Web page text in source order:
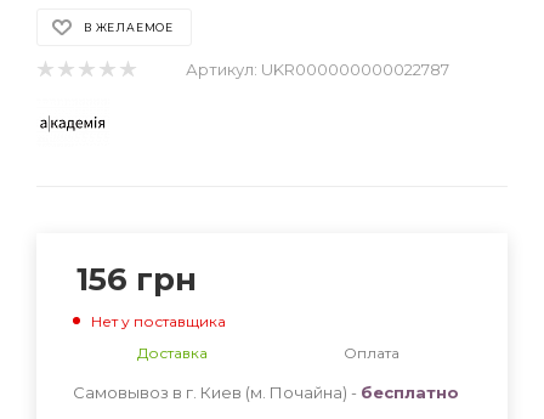
В ЖЕЛАЕМОЕ
Артикул: UKR000000000022787
156 грн
Нет у поставщика
Доставка
Оплата
Самовывоз в г. Киев (м. Почайна) - бесплатно